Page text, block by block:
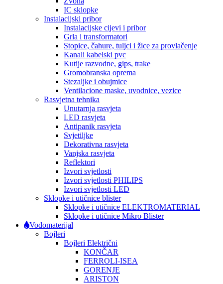
IC sklopke
Instalacijski pribor
Instalacijske cijevi i pribor
Grla i transformatori
Stopice, čahure, tuljci i žice za provlačenje
Kanali kabelski pvc
Kutije razvodne, gips, trake
Gromobranska oprema
Stezaljke i obujmice
Ventilacione maske, uvodnice, vezice
Rasvjetna tehnika
Unutarnja rasvjeta
LED rasvjeta
Antipanik rasvjeta
Svjetiljke
Dekorativna rasvjeta
Vanjska rasvjeta
Reflektori
Izvori svjetlosti
Izvori svjetlosti PHILIPS
Izvori svjetlosti LED
Sklopke i utičnice blister
Sklopke i utičnice ELEKTROMATERIAL
Sklopke i utičnice Mikro Blister
Vodomaterijal
Bojleri
Bojleri Električni
KONČAR
FERROLI-ISEA
GORENJE
ARISTON